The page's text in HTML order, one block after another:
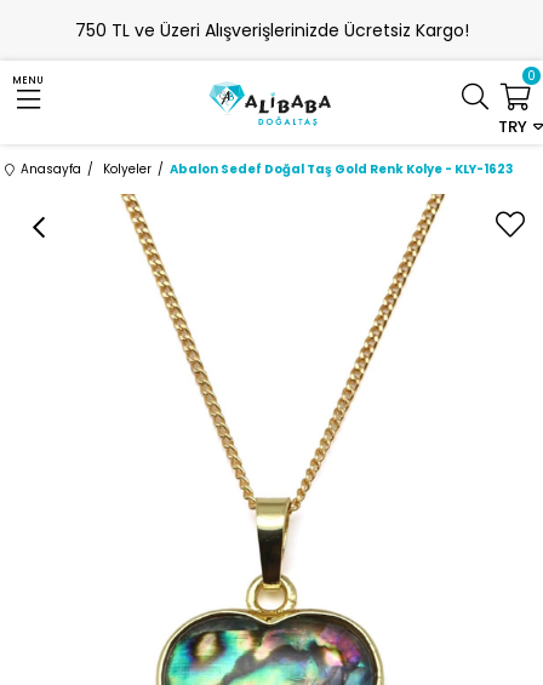
750 TL ve Üzeri Alışverişlerinizde Ücretsiz Kargo!
MENU
TRY
0
Anasayfa Kolyeler Abalon Sedef Doğal Taş Gold Renk Kolye - KLY-1623